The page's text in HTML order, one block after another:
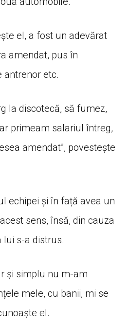
el, a fost un adevărat
amendat, pus în
antrenor etc.
la discotecă, să fumez,
primeam salariul întreg,
amendat”, povestește
echipei și în față avea un
sens, însă, din cauza
lui s-a distrus.
și simplu nu m-am
mele, cu banii, mi se
el.